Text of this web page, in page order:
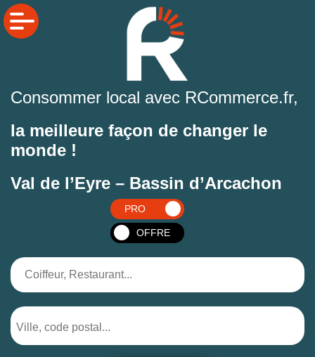
Consommer local avec RCommerce.fr,
la meilleure façon de changer le
monde !
Val de l’Eyre – Bassin d’Arcachon
PRO
OFFRE